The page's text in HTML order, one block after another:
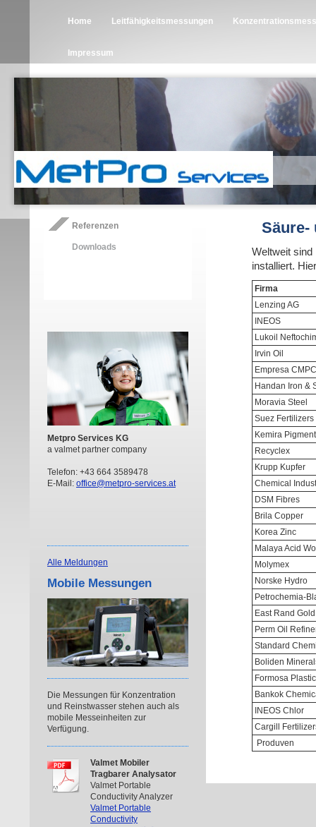
Home Leitfähigkeitsmessungen
Impressum
Referenzen
Downloads
Metpro Services KG
a valmet partner company
Telefon: +43 664 3589478
E-Mail: office@metpro-services.at
Alle Meldungen
Mobile Messungen
Die Messungen für Konzentration
und Reinstwasser stehen auch als
mobile Messeinheiten zur
Verfügung.
Valmet Mobiler
Tragbarer Analysator
Valmet Portable
Conductivity Analyzer
Valmet Portable
Conductivity
Säure-
Weltweit sind
installiert.
Lenzing AG
INEOS
Lukoil
Irvin Oil
Empresa CMPC
Handan Iron &
Moravia Steel
Suez Fertilizers
Kemira
Recyclex
Krupp Kupfer
Chemical
DSM Fibres
Brila Copper
Korea Zinc
Malaya Acid
Molymex
Norske Hydro
Petrochemia-
East Rand
Perm Oil
Standard
Boliden
Formosa
Bankok
INEOS Chlor
Cargill
Produven